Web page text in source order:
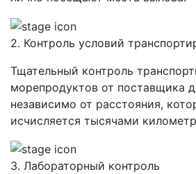
2. Контроль условий
Тщательный контроль
морепродуктов от поставщика
независимо от расстояния,
исчисляется тысячами
3. Лабораторный контроль